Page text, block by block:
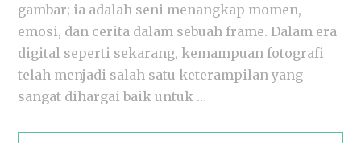
gambar; ia adalah seni menangkap momen,
emosi, dan cerita dalam sebuah frame. Dalam era
digital seperti sekarang, kemampuan fotografi
telah menjadi salah satu keterampilan yang
sangat dihargai baik untuk …